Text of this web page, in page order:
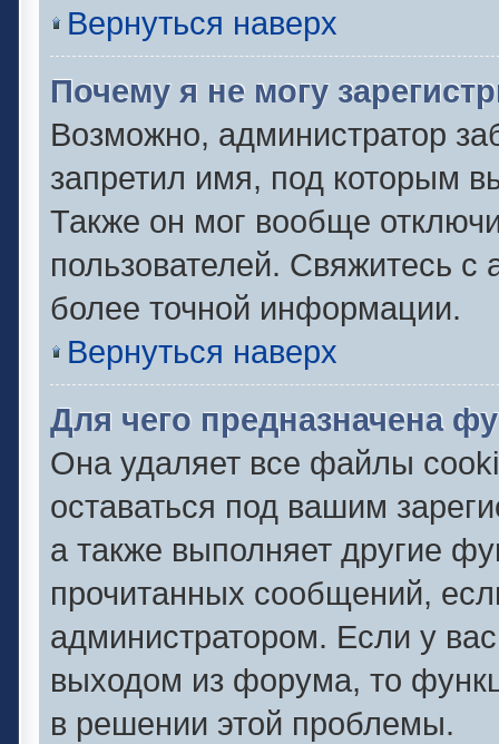
Вернуться наверх
Почему я не могу
Возможно, администратор
запретил имя, под которым
Также он мог вообще
пользователей. Свяжитесь
более точной информации.
Вернуться наверх
Для чего предназначена
Она удаляет все файлы
оставаться под вашим
а также выполняет другие
прочитанных сообщений,
администратором. Если у
выходом из форума, то
в решении этой проблемы.